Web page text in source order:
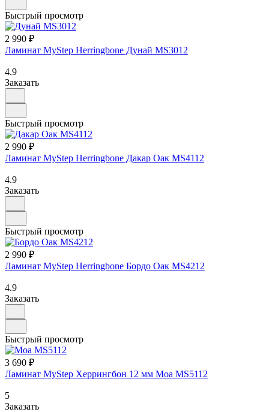
Быстрый просмотр
2 990 ₽
Ламинат MyStep Herringbone Дунай MS3012
4.9
Заказать
Быстрый просмотр
2 990 ₽
Ламинат MyStep Herringbone Дакар Оак MS4112
4.9
Заказать
Быстрый просмотр
2 990 ₽
Ламинат MyStep Herringbone Бордо Оак MS4212
4.9
Заказать
Быстрый просмотр
3 690 ₽
Ламинат MyStep Херрингбон 12 мм Моа MS5112
5
Заказать